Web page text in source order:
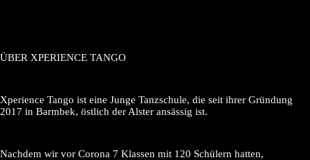
ÜBER XPERIENCE TANGO
Xperience Tango ist eine Junge Tanzschule, die seit ihrer Gründung
2017 in Barmbek, östlich der Alster ansässig ist.
Nachdem wir vor Corona 7 Klassen mit 120 Schülern hatten,